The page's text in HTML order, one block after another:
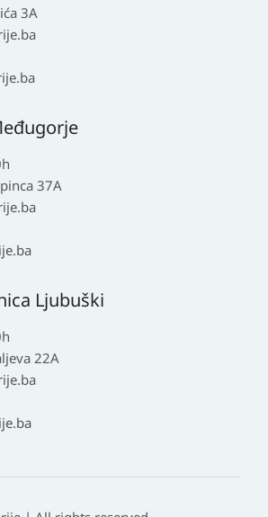
3A
37A
Ljubuški
22A